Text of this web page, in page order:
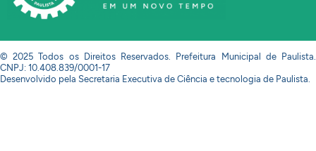
© 2025 Todos os Direitos Reservados. Prefeitura Municipal de Paulista.
CNPJ: 10.408.839/0001-17
Desenvolvido pela Secretaria Executiva de Ciência e tecnologia de Paulista.